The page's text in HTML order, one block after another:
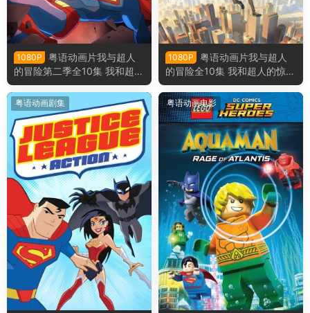
1080P
粤语动画片我与超人
的冒险第二季全10集 我和超人
的惊奇冒险第二季粤语版
1080P
粤语动画片我与超人
的冒险全10集 我和超人的惊奇
冒险粤语版
粤语动画剧集 粤语动画电影